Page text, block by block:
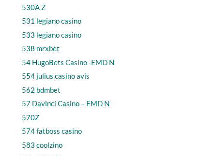
530A Z
531 legiano casino
533 legiano casino
538 mrxbet
54 HugoBets Casino -EMD N
554 julius casino avis
562 bdmbet
57 Davinci Casino – EMD N
570Z
574 fatboss casino
583 coolzino